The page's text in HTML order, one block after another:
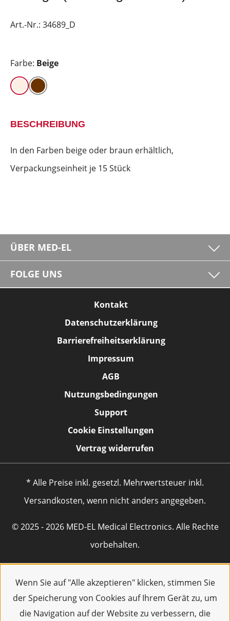
Wenn Sie auf "Alle akzeptieren" klicken, stimmen Sie
der Speicherung von Cookies auf Ihrem Gerät zu, um
die Navigation auf der Website zu verbessern, die
Art.-Nr.: 34689_D
Farbe: Beige
BESCHREIBUNG
In den Farben beige oder braun erhältlich,
Verpackungseinheit je 15 Stück
ÜBER MED-EL
FOLGE UNS
Kontakt
Datenschutzerklärung
Barrierefreiheitserklärung
Impressum
AGB
Nutzungsbedingungen
Support
Cookie Einstellungen
Vertrag widerrufen
* Alle Preise inkl. gesetzl. Mehrwertsteuer inkl.
Versandkosten, wenn nicht anders angegeben.
© 2025 - 2026 MED-EL Medical Electronics. Alle Rechte
vorbehalten.